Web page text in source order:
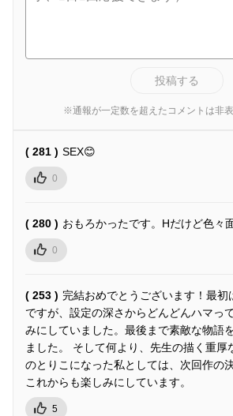
投稿する
※通報が一定数を超えたコメントは非
( 281 ) SEX😊
0
( 280 ) おもろかったです。Hだけど色々
0
( 253 ) 完結おめでとうございます！最初
ですが、設定の深さからどんどんハマっ
みにしていました。最後まで素敵な物語
ました。 そして何より、先生の描く重厚
のとりこになった私としては、次回作の
これからも楽しみにしています。
5